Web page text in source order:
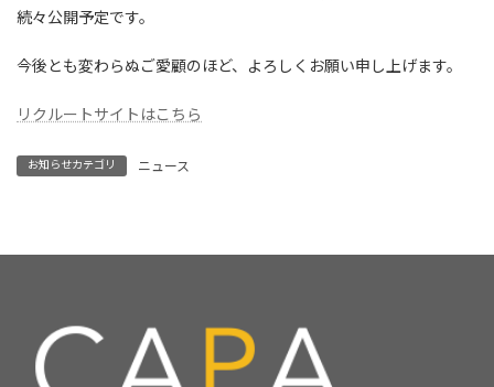
続々公開予定です。
今後とも変わらぬご愛顧のほど、よろしくお願い申し上げます。
リクルートサイトはこちら
お知らせカテゴリ ニュース